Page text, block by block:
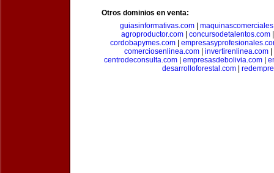
Otros dominios en venta:
guiasinformativas.com
agroproductor.com
concursodetalentos.com
cordobapymes.com|
comerciosenlinea.com
invertirenlinea.com
centrodeconsulta.com
empresasdebolivia.com
desarrolloforestal.com